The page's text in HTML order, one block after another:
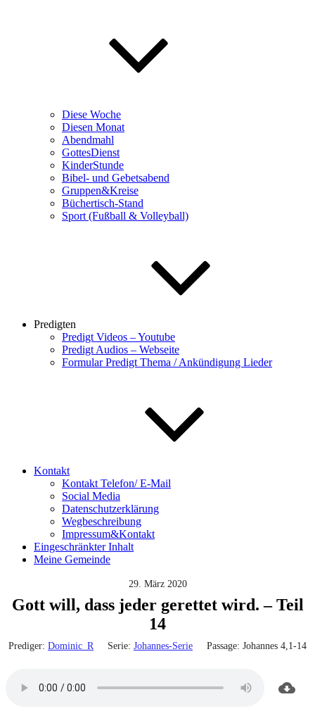
Diese Woche
Diesen Monat
Abendmahl
GottesDienst
KinderStunde
Bibel- und Gebetsabend
Gruppen&Kreise
Büchertisch-Stand
Sport (Fußball & Volleyball)
Predigten
Predigt Videos – Youtube
Predigt Audios – Webseite
Formular Predigt Thema / Ankündigung Lieder
Kontakt
Kontakt Telefon/ E-Mail
Social Media
Datenschutzerklärung
Wegbeschreibung
Impressum&Kontakt
Eingeschränkter Inhalt
Meine Gemeinde
29. März 2020
Gott will, dass jeder gerettet wird. – Teil
14
Prediger: Dominic_R Serie: Johannes-Serie Passage: Johannes 4,1-14